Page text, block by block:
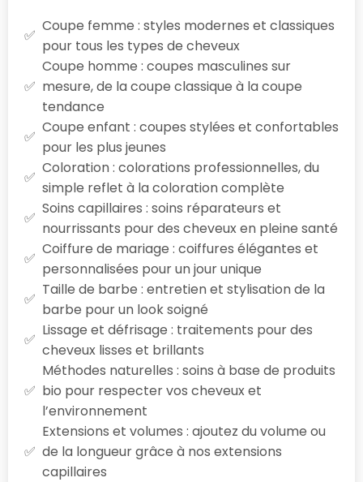
Coupe femme : styles modernes et classiques
pour tous les types de cheveux
Coupe homme : coupes masculines sur
mesure, de la coupe classique à la coupe
tendance
Coupe enfant : coupes stylées et confortables
pour les plus jeunes
Coloration : colorations professionnelles, du
simple reflet à la coloration complète
Soins capillaires : soins réparateurs et
nourrissants pour des cheveux en pleine santé
Coiffure de mariage : coiffures élégantes et
personnalisées pour un jour unique
Taille de barbe : entretien et stylisation de la
barbe pour un look soigné
Lissage et défrisage : traitements pour des
cheveux lisses et brillants
Méthodes naturelles : soins à base de produits
bio pour respecter vos cheveux et
l’environnement
Extensions et volumes : ajoutez du volume ou
de la longueur grâce à nos extensions
capillaires